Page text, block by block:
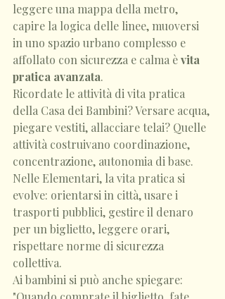
leggere una mappa della metro,
capire la logica delle linee, muoversi
in uno spazio urbano complesso e
affollato con sicurezza e calma è vita
pratica avanzata.
Ricordate le attività di vita pratica
della Casa dei Bambini? Versare acqua,
piegare vestiti, allacciare telai? Quelle
attività costruivano coordinazione,
concentrazione, autonomia di base.
Nelle Elementari, la vita pratica si
evolve: orientarsi in città, usare i
trasporti pubblici, gestire il denaro
per un biglietto, leggere orari,
rispettare norme di sicurezza
collettiva.
Ai bambini si può anche spiegare: